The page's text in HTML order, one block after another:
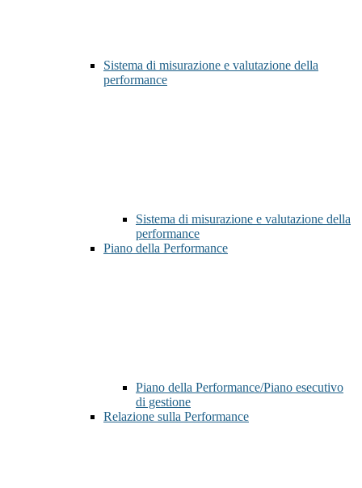
Sistema di misurazione e valutazione della
performance
Sistema di misurazione e valutazione della
performance
Piano della Performance
Piano della Performance/Piano esecutivo
di gestione
Relazione sulla Performance